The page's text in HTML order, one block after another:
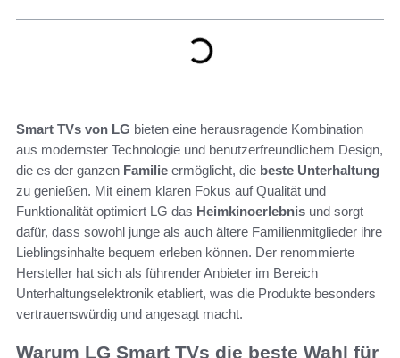
Smart TVs von LG bieten eine herausragende Kombination
aus modernster Technologie und benutzerfreundlichem Design,
die es der ganzen Familie ermöglicht, die beste Unterhaltung
zu genießen. Mit einem klaren Fokus auf Qualität und
Funktionalität optimiert LG das Heimkinoerlebnis und sorgt
dafür, dass sowohl junge als auch ältere Familienmitglieder ihre
Lieblingsinhalte bequem erleben können. Der renommierte
Hersteller hat sich als führender Anbieter im Bereich
Unterhaltungselektronik etabliert, was die Produkte besonders
vertrauenswürdig und angesagt macht.
Warum LG Smart TVs die beste Wahl für